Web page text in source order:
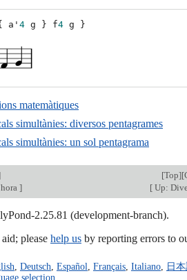
a'4 g } f4 g }
matemàtiques
simultànies: diversos pentagrames
simultànies: un sol pentagrama
[Top][
] [Up:
2.25.81 (development-branch).
please help us by reporting errors to
, Deutsch, Español, Français, Italiano, 日
selection